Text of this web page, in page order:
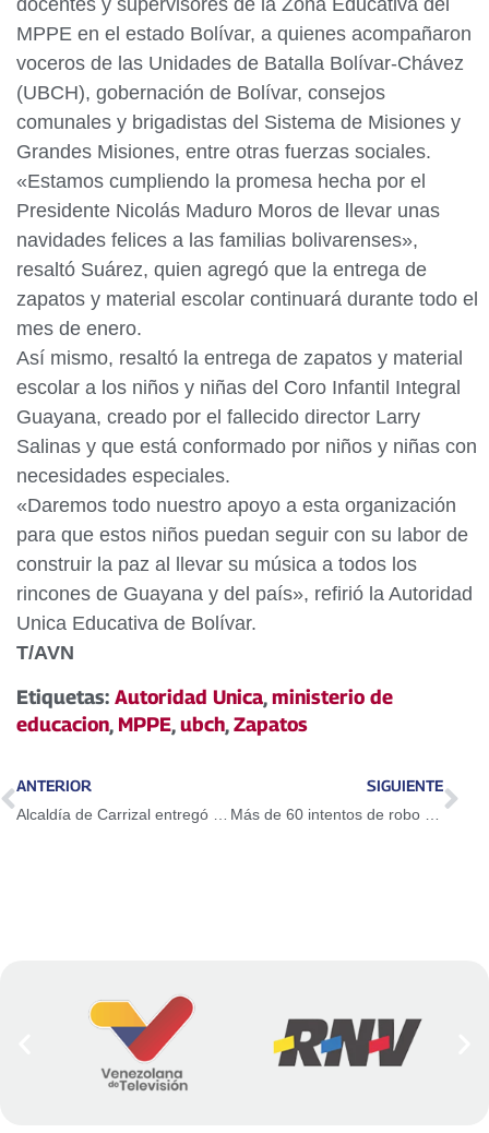
MPPE en el estado Bolívar, a quienes acompañaron
voceros de las Unidades de Batalla Bolívar-Chávez
(UBCH), gobernación de Bolívar, consejos
comunales y brigadistas del Sistema de Misiones y
Grandes Misiones, entre otras fuerzas sociales.
«Estamos cumpliendo la promesa hecha por el
Presidente Nicolás Maduro Moros de llevar unas
navidades felices a las familias bolivarenses»,
resaltó Suárez, quien agregó que la entrega de
zapatos y material escolar continuará durante todo el
mes de enero.
Así mismo, resaltó la entrega de zapatos y material
escolar a los niños y niñas del Coro Infantil Integral
Guayana, creado por el fallecido director Larry
Salinas y que está conformado por niños y niñas con
necesidades especiales.
«Daremos todo nuestro apoyo a esta organización
para que estos niños puedan seguir con su labor de
construir la paz al llevar su música a todos los
rincones de Guayana y del país», refirió la Autoridad
Unica Educativa de Bolívar.
T/AVN
Etiquetas: Autoridad Unica,ministerio de
educacion, MPPE,ubch,Zapatos
ANTERIOR
Alcaldía de Carrizal entregó un cuarto de basura en el sector Brisas de Colina
SIGUIENTE
Más de 60 intentos de robo de material estratégico militar fueron denunciados por el Presidente Maduro